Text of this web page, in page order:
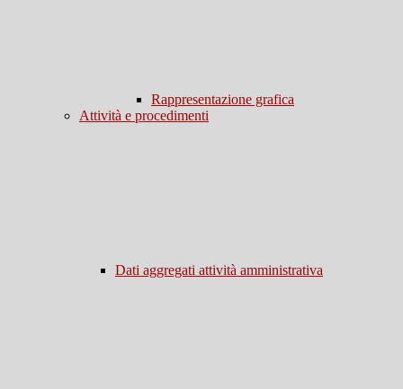
Rappresentazione grafica
Attività e procedimenti
Dati aggregati attività amministrativa